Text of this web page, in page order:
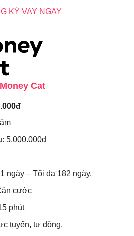
KÝ VAY NGAY
Money Cat
5.000.000đ
ngày – Tối đa 182 ngày.
cước
phút
tuyến, tự động.